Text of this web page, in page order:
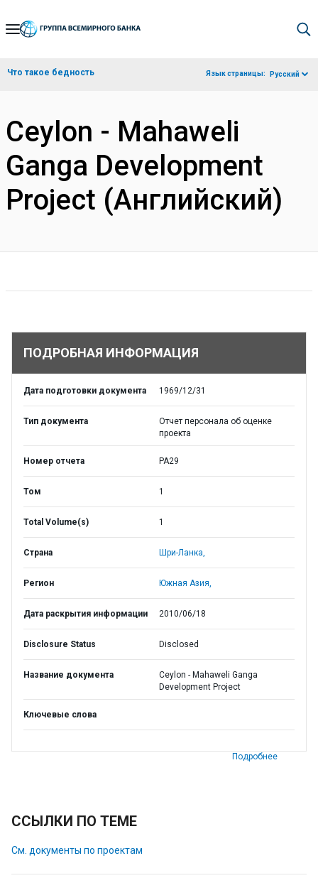
Skip
Navigation
Что такое бедность Язык страницы: Русский
Ceylon - Mahaweli
Ganga Development
Project (Английский)
ПОДРОБНАЯ ИНФОРМАЦИЯ
Дата подготовки документа 1969/12/31
Тип документа
Отчет персонала об оценке
проекта
Номер отчета PA29
Том 1
Total Volume(s) 1
Страна Шри-Ланка,
Регион Южная Азия,
Дата раскрытия информации 2010/06/18
Disclosure Status Disclosed
Название документа
Ceylon - Mahaweli Ganga
Development Project
Ключевые слова
Подробнее
ССЫЛКИ ПО ТЕМЕ
См. документы по проектам